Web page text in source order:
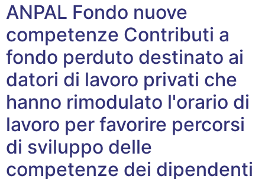
ANPAL Fondo nuove
competenze Contributi a
fondo perduto destinato ai
datori di lavoro privati che
hanno rimodulato l'orario di
lavoro per favorire percorsi
di sviluppo delle
competenze dei dipendenti